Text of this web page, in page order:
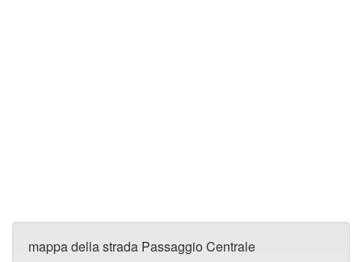
mappa della strada Passaggio Centrale